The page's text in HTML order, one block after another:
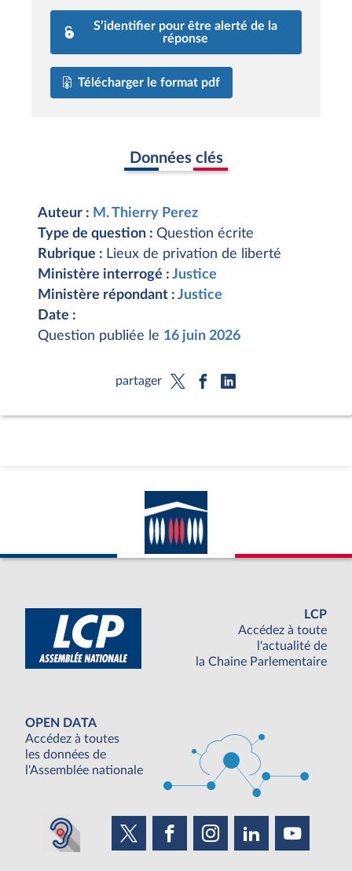
S’identifier pour être alerté de la
réponse
Télécharger le format pdf
Données clés
Auteur : M. Thierry Perez
Type de question : Question écrite
Rubrique : Lieux de privation de liberté
Ministère interrogé : Justice
Ministère répondant : Justice
Date :
Question publiée le 16 juin 2026
partager
LCP
Accédez à toute
l'actualité de
la Chaine Parlementaire
OPEN DATA
Accédez à toutes
les données de
l'Assemblée nationale